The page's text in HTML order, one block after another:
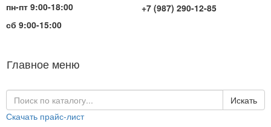
пн-пт 9:00-18:00
сб 9:00-15:00
+7 (987) 290-12-85
Главное меню
Искать
Скачать прайс-лист